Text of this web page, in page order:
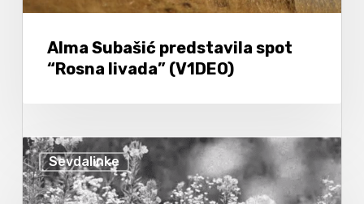
Alma Subašić predstavila spot
“Rosna livada” (V1DEO)
Sevdalinke